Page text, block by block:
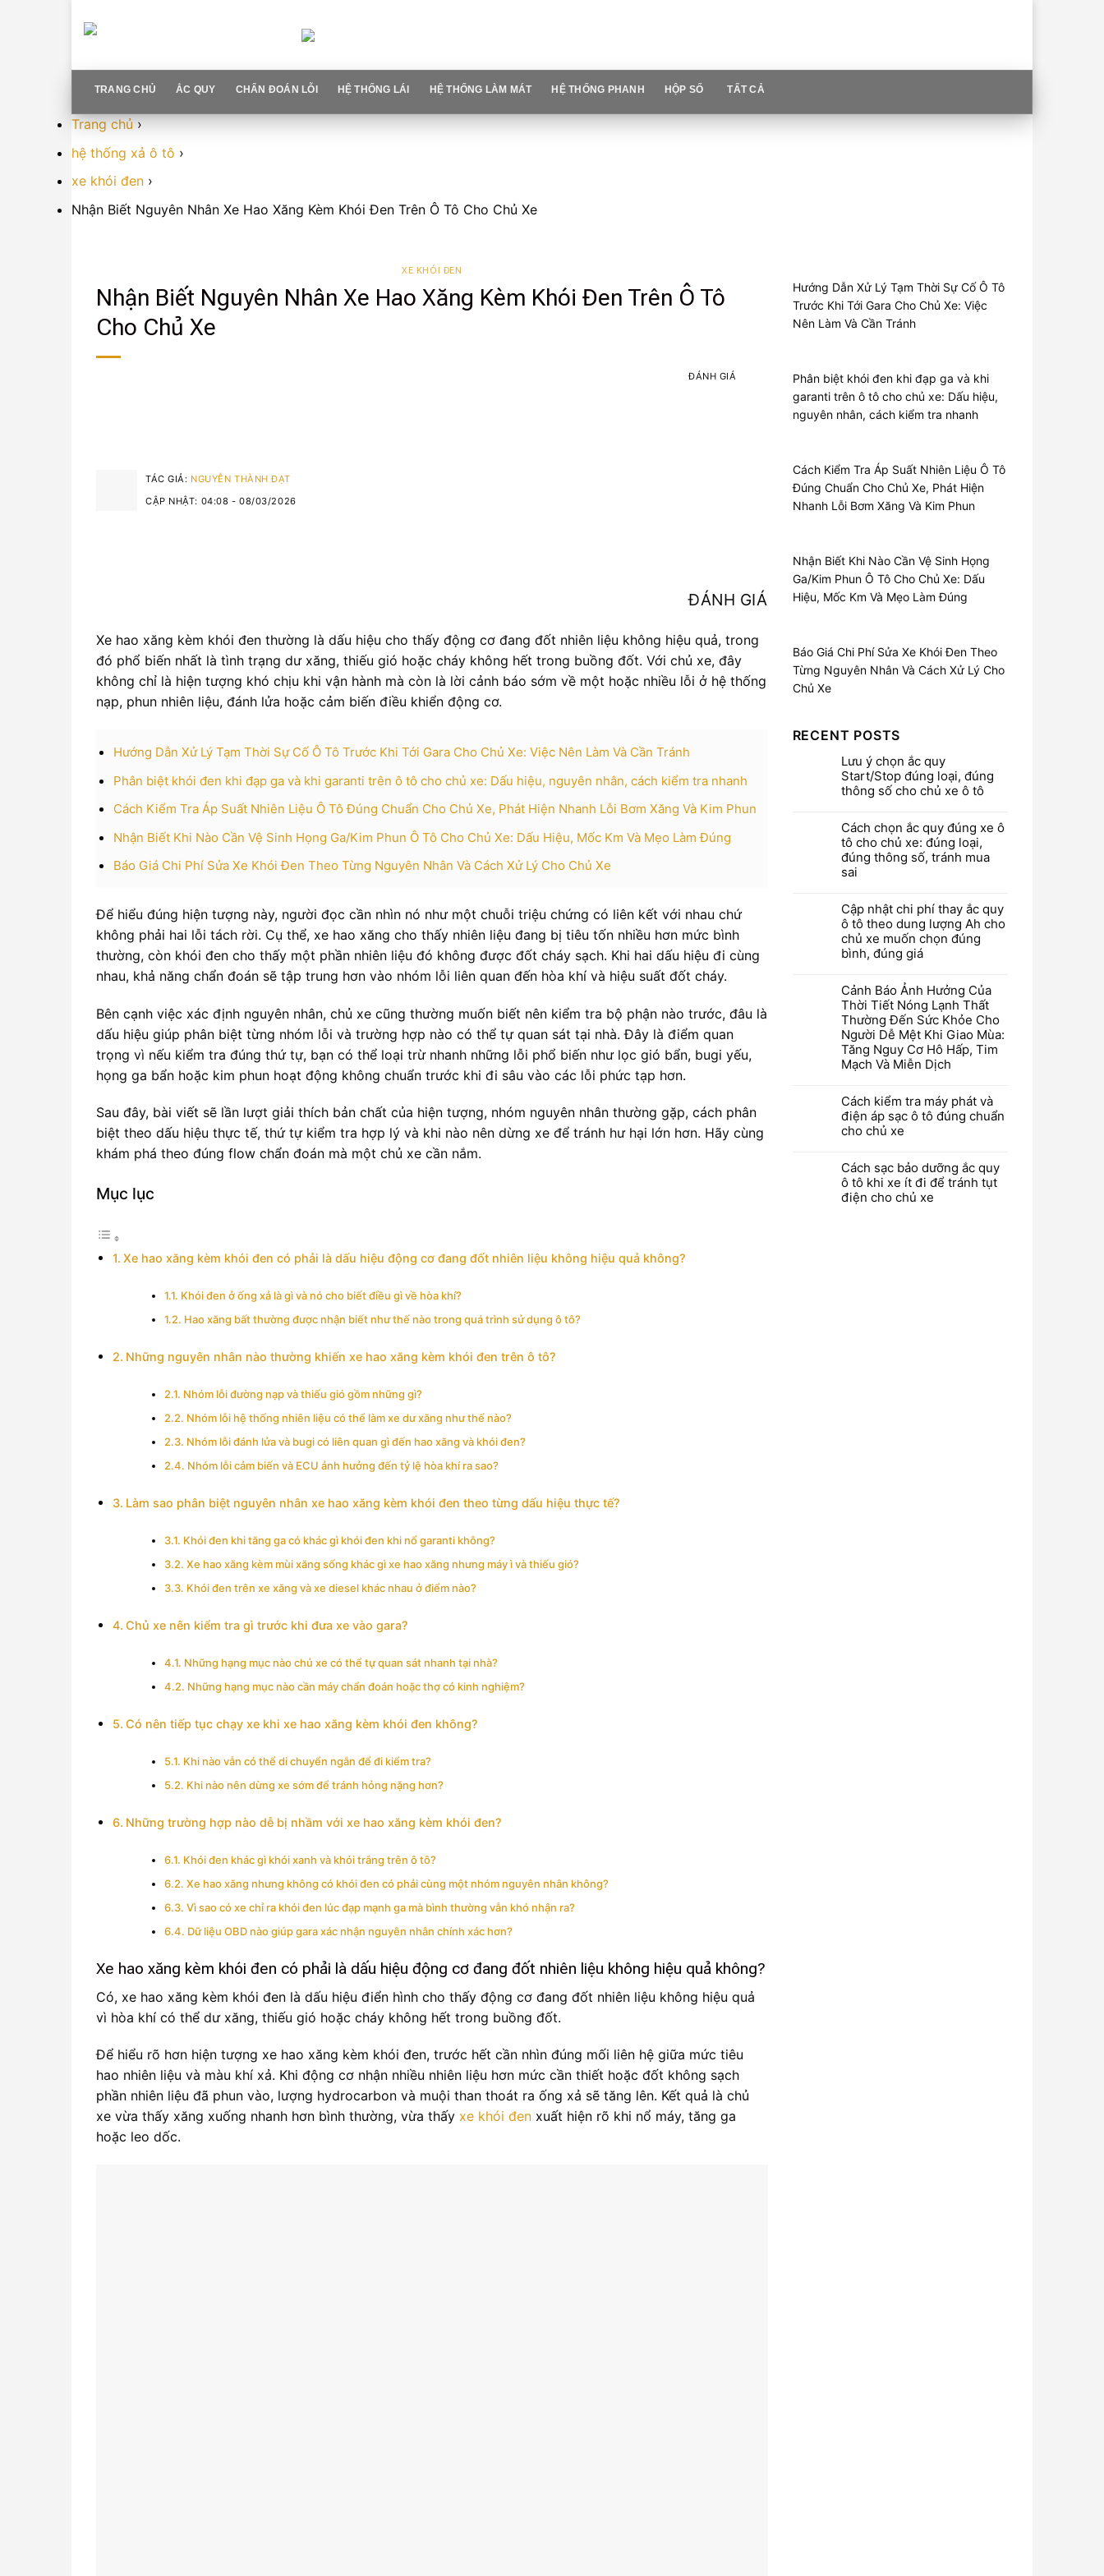
TRANG CHỦ ẮC QUY CHẨN ĐOÁN LỖI HỆ THỐNG LÁI HỆ THỐNG LÀM MÁT HỆ THỐNG PHANH HỘP SỐ TẤT CẢ
Trang chủ›
hệ thống xả ô tô ›
xe khói đen ›
Nhận Biết Nguyên Nhân Xe Hao Xăng Kèm Khói Đen Trên Ô Tô Cho Chủ Xe
XE KHÓI ĐEN
Nhận Biết Nguyên Nhân Xe Hao Xăng Kèm Khói Đen Trên Ô Tô
Cho Chủ Xe
TÁC GIẢ: NGUYỄN THÀNH ĐẠT
CẬP NHẬT: 04:08 - 08/03/2026
ĐÁNH GIÁ
ĐÁNH GIÁ
Xe hao xăng kèm khói đen thường là dấu hiệu cho thấy động cơ đang đốt nhiên liệu không hiệu quả, trong
đó phổ biến nhất là tình trạng dư xăng, thiếu gió hoặc cháy không hết trong buồng đốt. Với chủ xe, đây
không chỉ là hiện tượng khó chịu khi vận hành mà còn là lời cảnh báo sớm về một hoặc nhiều lỗi ở hệ thống
nạp, phun nhiên liệu, đánh lửa hoặc cảm biến điều khiển động cơ.
Hướng Dẫn Xử Lý Tạm Thời Sự Cố Ô Tô Trước Khi Tới Gara Cho Chủ Xe: Việc Nên Làm Và Cần Tránh
Phân biệt khói đen khi đạp ga và khi garanti trên ô tô cho chủ xe: Dấu hiệu, nguyên nhân, cách kiểm tra nhanh
Cách Kiểm Tra Áp Suất Nhiên Liệu Ô Tô Đúng Chuẩn Cho Chủ Xe, Phát Hiện Nhanh Lỗi Bơm Xăng Và Kim Phun
Nhận Biết Khi Nào Cần Vệ Sinh Họng Ga/Kim Phun Ô Tô Cho Chủ Xe: Dấu Hiệu, Mốc Km Và Mẹo Làm Đúng
Báo Giá Chi Phí Sửa Xe Khói Đen Theo Từng Nguyên Nhân Và Cách Xử Lý Cho Chủ Xe
Để hiểu đúng hiện tượng này, người đọc cần nhìn nó như một chuỗi triệu chứng có liên kết với nhau chứ
không phải hai lỗi tách rời. Cụ thể, xe hao xăng cho thấy nhiên liệu đang bị tiêu tốn nhiều hơn mức bình
thường, còn khói đen cho thấy một phần nhiên liệu đó không được đốt cháy sạch. Khi hai dấu hiệu đi cùng
nhau, khả năng chẩn đoán sẽ tập trung hơn vào nhóm lỗi liên quan đến hòa khí và hiệu suất đốt cháy.
Bên cạnh việc xác định nguyên nhân, chủ xe cũng thường muốn biết nên kiểm tra bộ phận nào trước, đâu là
dấu hiệu giúp phân biệt từng nhóm lỗi và trường hợp nào có thể tự quan sát tại nhà. Đây là điểm quan
trọng vì nếu kiểm tra đúng thứ tự, bạn có thể loại trừ nhanh những lỗi phổ biến như lọc gió bẩn, bugi yếu,
họng ga bẩn hoặc kim phun hoạt động không chuẩn trước khi đi sâu vào các lỗi phức tạp hơn.
Sau đây, bài viết sẽ lần lượt giải thích bản chất của hiện tượng, nhóm nguyên nhân thường gặp, cách phân
biệt theo dấu hiệu thực tế, thứ tự kiểm tra hợp lý và khi nào nên dừng xe để tránh hư hại lớn hơn. Hãy cùng
khám phá theo đúng flow chẩn đoán mà một chủ xe cần nắm.
Mục lục
Xe hao xăng kèm khói đen có phải là dấu hiệu động cơ đang đốt nhiên liệu không hiệu quả không?
Khói đen ở ống xả là gì và nó cho biết điều gì về hòa khí?
Hao xăng bất thường được nhận biết như thế nào trong quá trình sử dụng ô tô?
Những nguyên nhân nào thường khiến xe hao xăng kèm khói đen trên ô tô?
Nhóm lỗi đường nạp và thiếu gió gồm những gì?
Nhóm lỗi hệ thống nhiên liệu có thể làm xe dư xăng như thế nào?
Nhóm lỗi đánh lửa và bugi có liên quan gì đến hao xăng và khói đen?
Nhóm lỗi cảm biến và ECU ảnh hưởng đến tỷ lệ hòa khí ra sao?
Làm sao phân biệt nguyên nhân xe hao xăng kèm khói đen theo từng dấu hiệu thực tế?
Khói đen khi tăng ga có khác gì khói đen khi nổ garanti không?
Xe hao xăng kèm mùi xăng sống khác gì xe hao xăng nhưng máy ì và thiếu gió?
Khói đen trên xe xăng và xe diesel khác nhau ở điểm nào?
Chủ xe nên kiểm tra gì trước khi đưa xe vào gara?
Những hạng mục nào chủ xe có thể tự quan sát nhanh tại nhà?
Những hạng mục nào cần máy chẩn đoán hoặc thợ có kinh nghiệm?
Có nên tiếp tục chạy xe khi xe hao xăng kèm khói đen không?
Khi nào vẫn có thể di chuyển ngắn để đi kiểm tra?
Khi nào nên dừng xe sớm để tránh hỏng nặng hơn?
Những trường hợp nào dễ bị nhầm với xe hao xăng kèm khói đen?
Khói đen khác gì khói xanh và khói trắng trên ô tô?
Xe hao xăng nhưng không có khói đen có phải cùng một nhóm nguyên nhân không?
Vì sao có xe chỉ ra khói đen lúc đạp mạnh ga mà bình thường vẫn khó nhận ra?
Dữ liệu OBD nào giúp gara xác nhận nguyên nhân chính xác hơn?
Xe hao xăng kèm khói đen có phải là dấu hiệu động cơ đang đốt nhiên liệu không hiệu quả không?
Có, xe hao xăng kèm khói đen là dấu hiệu điển hình cho thấy động cơ đang đốt nhiên liệu không hiệu quả
vì hòa khí có thể dư xăng, thiếu gió hoặc cháy không hết trong buồng đốt.
Để hiểu rõ hơn hiện tượng xe hao xăng kèm khói đen, trước hết cần nhìn đúng mối liên hệ giữa mức tiêu
hao nhiên liệu và màu khí xả. Khi động cơ nhận nhiều nhiên liệu hơn mức cần thiết hoặc đốt không sạch
phần nhiên liệu đã phun vào, lượng hydrocarbon và muội than thoát ra ống xả sẽ tăng lên. Kết quả là chủ
xe vừa thấy xăng xuống nhanh hơn bình thường, vừa thấy xe khói đen xuất hiện rõ khi nổ máy, tăng ga
hoặc leo dốc.
Hướng Dẫn Xử Lý Tạm Thời Sự Cố Ô Tô
Trước Khi Tới Gara Cho Chủ Xe: Việc
Nên Làm Và Cần Tránh
Phân biệt khói đen khi đạp ga và khi
garanti trên ô tô cho chủ xe: Dấu hiệu,
nguyên nhân, cách kiểm tra nhanh
Cách Kiểm Tra Áp Suất Nhiên Liệu Ô Tô
Đúng Chuẩn Cho Chủ Xe, Phát Hiện
Nhanh Lỗi Bơm Xăng Và Kim Phun
Nhận Biết Khi Nào Cần Vệ Sinh Họng
Ga/Kim Phun Ô Tô Cho Chủ Xe: Dấu
Hiệu, Mốc Km Và Mẹo Làm Đúng
Báo Giá Chi Phí Sửa Xe Khói Đen Theo
Từng Nguyên Nhân Và Cách Xử Lý Cho
Chủ Xe
RECENT POSTS
Lưu ý chọn ắc quy
Start/Stop đúng loại, đúng
thông số cho chủ xe ô tô
Cách chọn ắc quy đúng xe ô
tô cho chủ xe: đúng loại,
đúng thông số, tránh mua
sai
Cập nhật chi phí thay ắc quy
ô tô theo dung lượng Ah cho
chủ xe muốn chọn đúng
bình, đúng giá
Cảnh Báo Ảnh Hưởng Của
Thời Tiết Nóng Lạnh Thất
Thường Đến Sức Khỏe Cho
Người Dễ Mệt Khi Giao Mùa:
Tăng Nguy Cơ Hô Hấp, Tim
Mạch Và Miễn Dịch
Cách kiểm tra máy phát và
điện áp sạc ô tô đúng chuẩn
cho chủ xe
Cách sạc bảo dưỡng ắc quy
ô tô khi xe ít đi để tránh tụt
điện cho chủ xe